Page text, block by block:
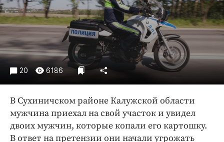
Праздники
Происшествия
Спорт
Экономика и бизнес
ПРОЕКТЫ
Издания
Медиаперсона
Интересное чтиво
20 6186
В Сухиничском районе Калужской области
мужчина приехал на свой участок и увидел
двоих мужчин, которые копали его картошку.
В ответ на претензии они начали угрожать